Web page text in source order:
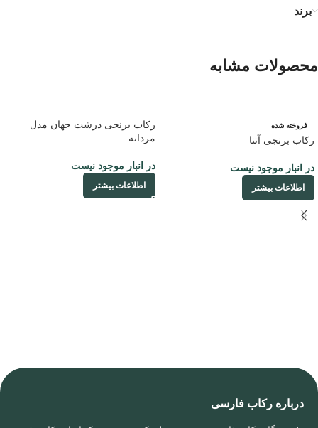
برند
محصولات مشابه
فروخته شده
رکاب برنجی آتنا
در انبار موجود نیست
اطلاعات بیشتر
رکاب برنجی درشت جهان مدل
مردانه
در انبار موجود نیست
اطلاعات بیشتر
درباره رکاب فارسی